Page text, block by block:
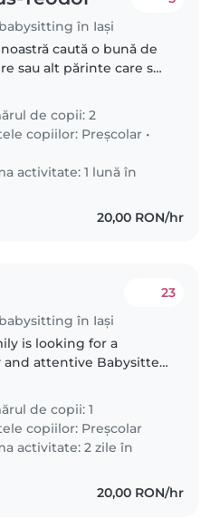
în Iași
caută o bunǎ de
sau alt părinte care sǎ
preșcolar și un elev de
Avem nevoie de
este..
de copii: 2
copiilor: Preșcolar •
activitate: 1 lună în
20,00 RON/hr
în Iași
23
is looking for a
and attentive Babysitter
who loves playing
We need someone..
de copii: 1
copiilor: Preșcolar
activitate: 2 zile în
20,00 RON/hr